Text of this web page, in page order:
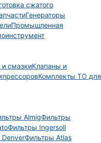
сжатого
Генераторы
Промышленная
смазкиКлапаны и
Комплекты ТО для
AlmigФильтры
Фильтры Ingersoll
Фильтры Atlas